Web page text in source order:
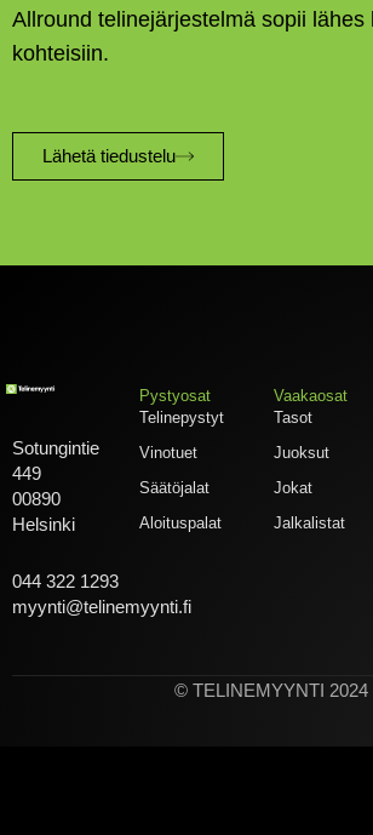
Allround telinejärjestelmä sopii lähes
kohteisiin.
Lähetä tiedustelu
Sotungintie
449
00890
Helsinki
044 322 1293
myynti@telinemyynti.fi
Pystyosat
Telinepystyt
Vinotuet
Säätöjalat
Aloituspalat
Vaakaosat
Tasot
Juoksut
Jokat
Jalkalistat
© TELINEMYYNTI 2024